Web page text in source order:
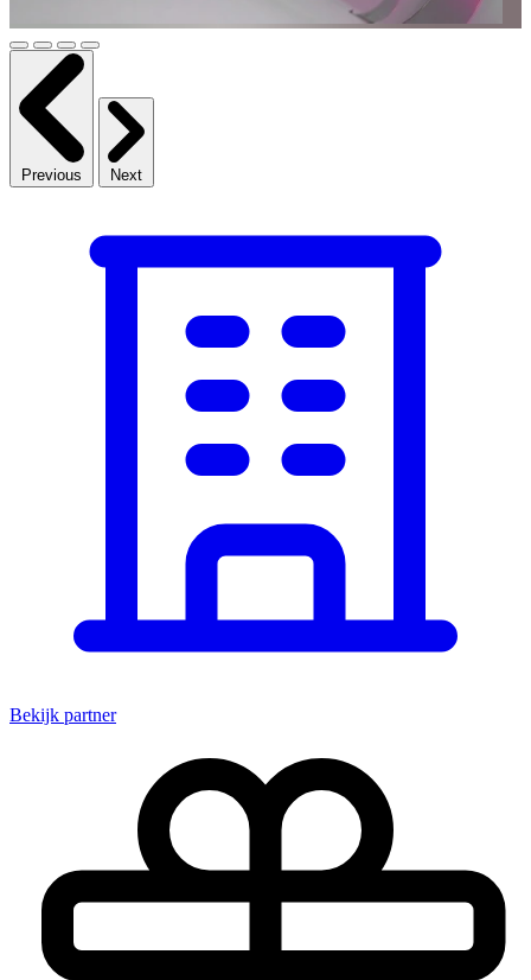
Previous Next
Bekijk partner